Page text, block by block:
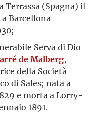
Terrassa (Spagna) il
Barcellona
Serva di Dio
de Malberg,
della Società
di Sales; nata a
e morta a Lorry-
1891.